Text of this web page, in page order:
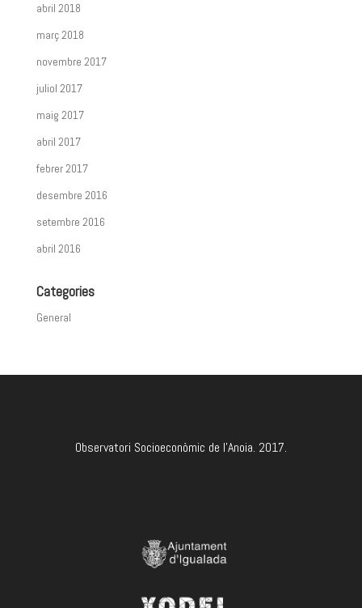
abril 2018
març 2018
novembre 2017
juliol 2017
maig 2017
abril 2017
febrer 2017
desembre 2016
setembre 2016
abril 2016
Categories
General
Observatori Socioeconòmic de l'Anoia. 2017.